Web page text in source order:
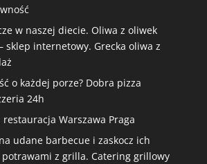
w naszej diecie. Oliwa z oliwek
sklep internetowy. Grecka oliwa z
o każdej porze? Dobra pizza
24h
Warszawa Praga
udane barbecue i zaskocz ich
z grilla. Catering grillowy